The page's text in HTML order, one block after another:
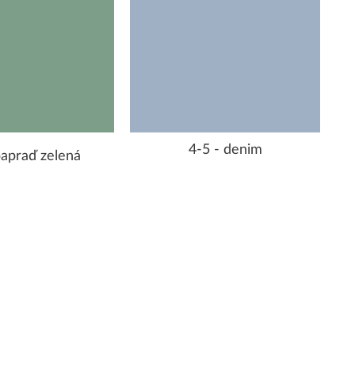
zelená 4-5 - denim